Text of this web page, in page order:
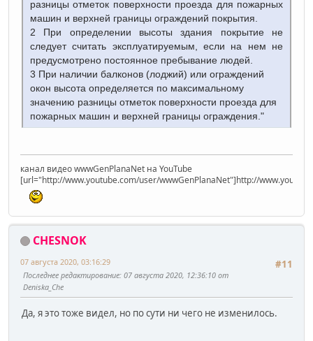
разницы отметок поверхности проезда для пожарных
машин и верхней границы ограждений покрытия.
2 При определении высоты здания покрытие не
следует считать эксплуатируемым, если на нем не
предусмотрено постоянное пребывание людей.
3 При наличии балконов (лоджий) или ограждений
окон высота определяется по максимальному
значению разницы отметок поверхности проезда для
пожарных машин и верхней границы ограждения."
канал видео wwwGenPlanaNet на YouTube
[url="http://www.youtube.com/user/wwwGenPlanaNet"]http://
CHESNOK
#11
07 августа 2020, 03:16:29
Последнее редактирование: 07 августа 2020, 12:36:10 от
Deniska_Che
Да, я это тоже видел, но по сути ни чего не изменилось.